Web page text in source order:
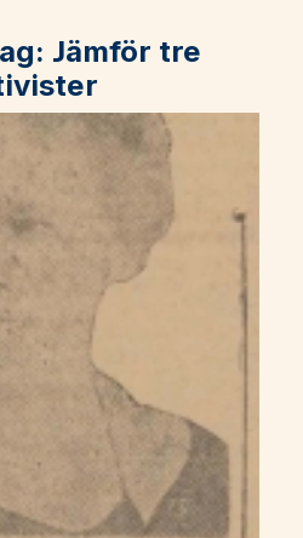
Jämför tre